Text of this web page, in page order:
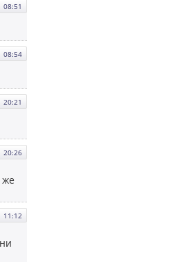
08:51
08:54
20:21
20:26
же
11:12